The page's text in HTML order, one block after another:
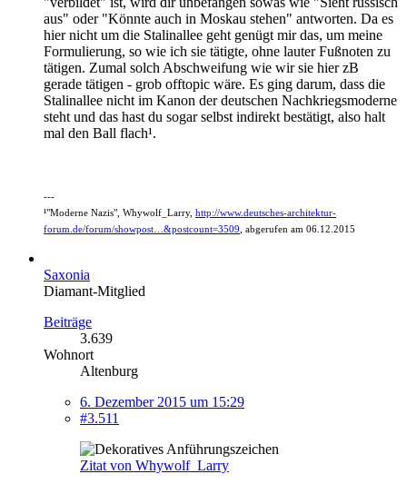
aus" oder "Könnte auch in Moskau stehen" antworten. Da es
hier nicht um die Stalinallee geht genügt mir das, um meine
Formulierung, so wie ich sie tätigte, ohne lauter Fußnoten zu
tätigen. Zumal solch Abschweifung wie wir sie hier zB
gerade tätigen - grob offtopic wäre. Es ging darum, dass die
Stalinallee nicht im Kanon der deutschen Nachkriegsmoderne
steht und das hast du sogar selbst indirekt bestätigt, also halt
mal den Ball flach¹.
---
¹"Moderne Nazis", Whywolf_Larry, http://www.deutsches-architektur-
forum.de/forum/showpost…&postcount=3509 , abgerufen am 06.12.2015
Saxonia
Diamant-Mitglied
Beiträge
3.639
Wohnort
Altenburg
6. Dezember 2015 um 15:29
#3.511
Zitat von Whywolf_Larry